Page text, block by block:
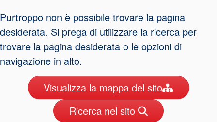
Sistema di
supporto per
guarnizioni
Certificazioni e standard
Purtroppo non è possibile trovare la pagina
desiderata. Si prega di utilizzare la ricerca per
trovare la pagina desiderata o le opzioni di
navigazione in alto.
Visualizza la mappa del sito
Ricerca nel sito